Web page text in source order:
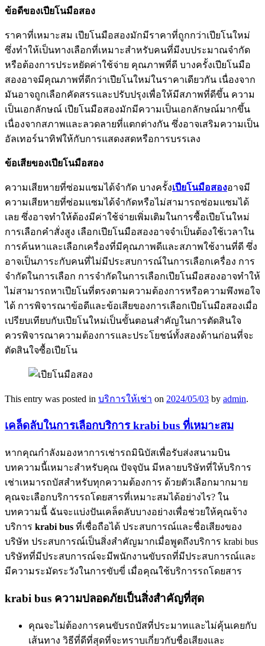
ข้อดีของเปียโนมือสอง
ราคาที่เหมาะสม เปียโนมือสองมักมีราคาที่ถูกกว่าเปียโนใหม่
ซึ่งทำให้เป็นทางเลือกที่เหมาะสำหรับคนที่มีงบประมาณจำกัด
หรือต้องการประหยัดค่าใช้จ่าย คุณภาพที่ดี บางครั้งเปียโนมือ
สองอาจมีคุณภาพที่ดีกว่าเปียโนใหม่ในราคาเดียวกัน เนื่องจาก
มันอาจถูกเลือกคัดสรรและปรับปรุงเพื่อให้มีสภาพที่ดีขึ้น ความ
เป็นเอกลักษณ์ เปียโนมือสองมักมีความเป็นเอกลักษณ์มากขึ้น
เนื่องจากสภาพและลวดลายที่แตกต่างกัน ซึ่งอาจเสริมความเป็น
อัลเทอร์นาทิฟให้กับการแสดงสดหรือการบรรเลง
ข้อเสียของเปียโนมือสอง
ความเสียหายที่ซ่อมแซมได้จำกัด บางครั้งเปียโนมือสองอาจมี
ความเสียหายที่ซ่อมแซมได้จำกัดหรือไม่สามารถซ่อมแซมได้
เลย ซึ่งอาจทำให้ต้องมีค่าใช้จ่ายเพิ่มเติมในการซื้อเปียโนใหม่
การเลือกคำสั่งสูง เลือกเปียโนมือสองอาจจำเป็นต้องใช้เวลาใน
การค้นหาและเลือกเครื่องที่มีคุณภาพดีและสภาพใช้งานที่ดี ซึ่ง
อาจเป็นภาระกับคนที่ไม่มีประสบการณ์ในการเลือกเครื่อง การ
จำกัดในการเลือก การจำกัดในการเลือกเปียโนมือสองอาจทำให้
ไม่สามารถหาเปียโนที่ตรงตามความต้องการหรือความพึงพอใจ
ได้ การพิจารณาข้อดีและข้อเสียของการเลือกเปียโนมือสองเมื่อ
เปรียบเทียบกับเปียโนใหม่เป็นขั้นตอนสำคัญในการตัดสินใจ
ควรพิจารณาความต้องการและประโยชน์ทั้งสองด้านก่อนที่จะ
ตัดสินใจซื้อเปียโน
This entry was posted in บริการให้เช่า on 2024/05/03 by admin.
เคล็ดลับในการเลือกบริการ krabi bus ที่เหมาะสม
หากคุณกำลังมองหาการเช่ารถมินิบัสเพื่อรับส่งสนามบิน
บทความนี้เหมาะสำหรับคุณ ปัจจุบัน มีหลายบริษัทที่ให้บริการ
เช่าเหมารถบัสสำหรับทุกความต้องการ ด้วยตัวเลือกมากมาย
คุณจะเลือกบริการรถโดยสารที่เหมาะสมได้อย่างไร? ใน
บทความนี้ ฉันจะแบ่งปันเคล็ดลับบางอย่างเพื่อช่วยให้คุณจ้าง
บริการ krabi bus ที่เชื่อถือได้ ประสบการณ์และชื่อเสียงของ
บริษัท ประสบการณ์เป็นสิ่งสำคัญมากเมื่อพูดถึงบริการ krabi bus
บริษัทที่มีประสบการณ์จะมีพนักงานขับรถที่มีประสบการณ์และ
มีความระมัดระวังในการขับขี่ เมื่อคุณใช้บริการรถโดยสาร
krabi bus ความปลอดภัยเป็นสิ่งสำคัญที่สุด
คุณจะไม่ต้องการคนขับรถบัสที่ประมาทและไม่คุ้นเคยกับ
เส้นทาง วิธีที่ดีที่สุดที่จะทราบเกี่ยวกับชื่อเสียงและ